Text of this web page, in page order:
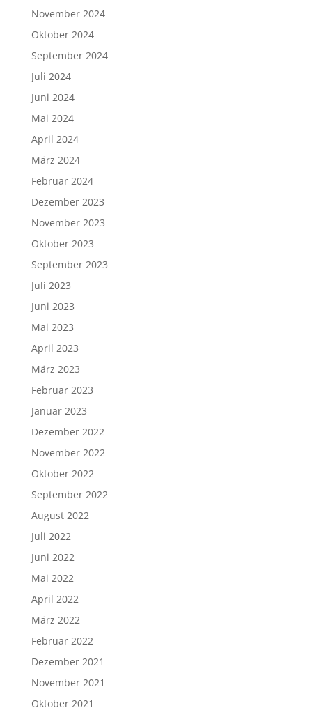
November 2024
Oktober 2024
September 2024
Juli 2024
Juni 2024
Mai 2024
April 2024
März 2024
Februar 2024
Dezember 2023
November 2023
Oktober 2023
September 2023
Juli 2023
Juni 2023
Mai 2023
April 2023
März 2023
Februar 2023
Januar 2023
Dezember 2022
November 2022
Oktober 2022
September 2022
August 2022
Juli 2022
Juni 2022
Mai 2022
April 2022
März 2022
Februar 2022
Dezember 2021
November 2021
Oktober 2021